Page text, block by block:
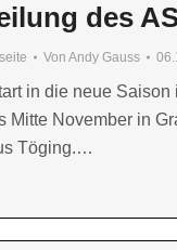
des
Von Andy Gauss
in die neue
Mitte November in
Töging.…